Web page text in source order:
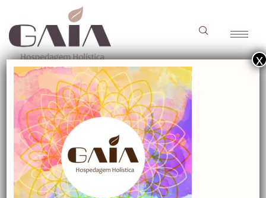
logo-gaia
logo-gaia
x